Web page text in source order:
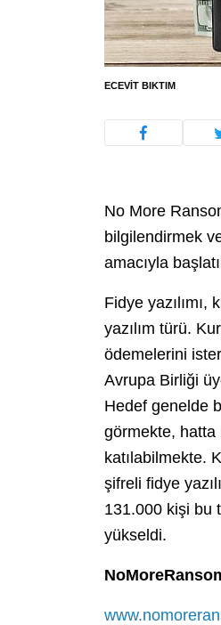
ECEVIT BIKTIM
No More
bilgilendirmek
amacıyla
Fidye
yazılım türü.
ödemelerini
Avrupa Birliği
Hedef genelde
görmekte, hatta
katılabilmekte.
şifreli fidye
131.000 kişi bu
yükseldi.